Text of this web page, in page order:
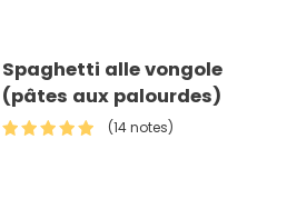
Spaghetti alle vongole
(pâtes aux palourdes)
(14 notes)